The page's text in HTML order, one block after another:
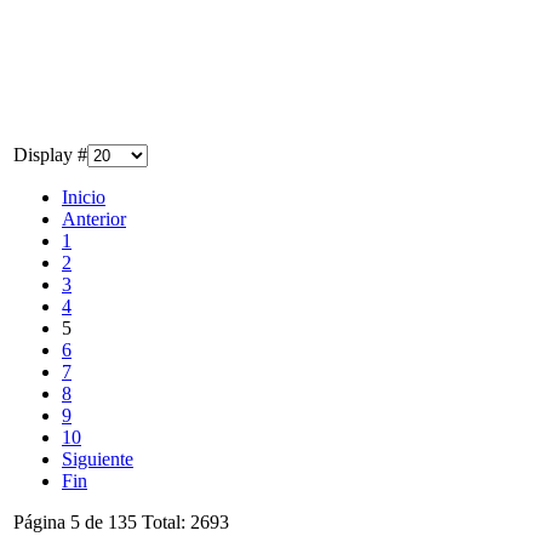
Display #
Inicio
Anterior
1
2
3
4
5
6
7
8
9
10
Siguiente
Fin
Página 5 de 135 Total: 2693